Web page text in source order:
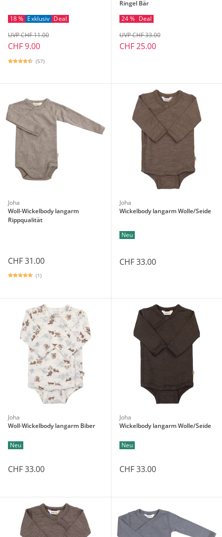
18 % Exklusiv Deal
CHF 9.00
UVP CHF 11.00
(57)
Ringel Bär
24 % Deal
CHF 25.00
UVP CHF 33.00
Joha
Woll-Wickelbody langarm
Rippqualität
CHF 31.00
(1)
Joha
Wickelbody langarm Wolle/Seide
Neu
CHF 33.00
Joha
Woll-Wickelbody langarm Biber
Neu
CHF 33.00
Joha
Wickelbody langarm Wolle/Seide
Neu
CHF 33.00